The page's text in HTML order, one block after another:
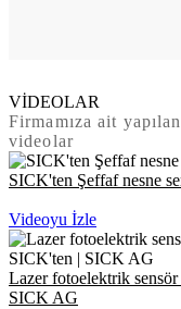
VİDEOLAR
Firmamıza ait
videolar
SICK'ten Şeffaf nesne
Videoyu İzle
Lazer fotoelektrik
SICK AG